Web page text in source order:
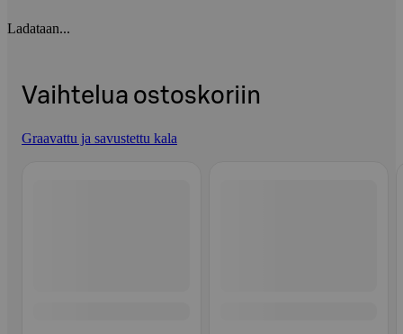
Ladataan...
Vaihtelua ostoskoriin
Graavattu ja savustettu kala